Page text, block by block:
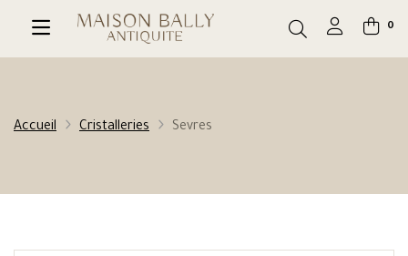
0
Accueil Cristalleries Sevres